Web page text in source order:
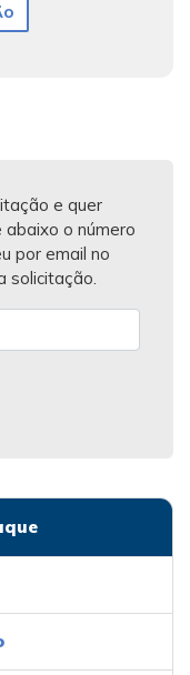
e quer
o número
por email no
solicitação.